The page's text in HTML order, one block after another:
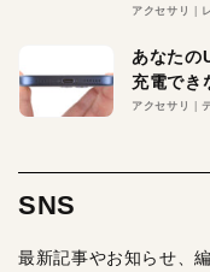
アクセサリ
あなたの
充電でき
アクセサリ
SNS
最新記事やお知らせ、